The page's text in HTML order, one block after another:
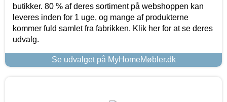
butikker. 80 % af deres sortiment på webshoppen kan
leveres inden for 1 uge, og mange af produkterne
kommer fuld samlet fra fabrikken. Klik her for at se deres
udvalg.
Se udvalget på MyHomeMøbler.dk